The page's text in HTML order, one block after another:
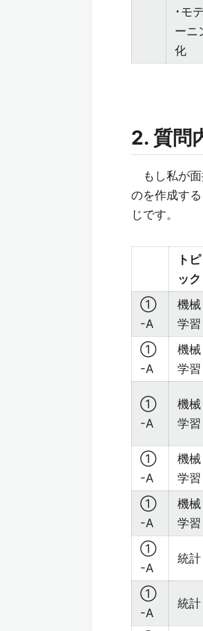
･モ
ーニ
化
2. 質問
もし私が面
のを作成す
じです。
トピ
ック
①
-A
機械
学習
①
-A
機械
学習
①
-A
機械
学習
①
-A
機械
学習
①
-A
機械
学習
①
-A
統計
①
-A
統計